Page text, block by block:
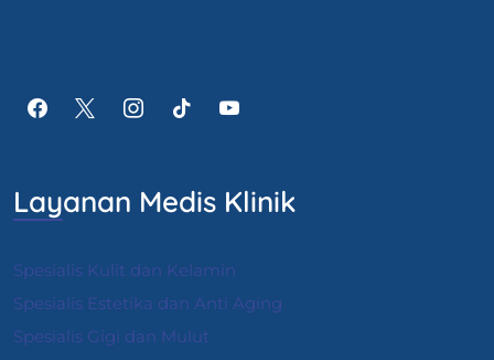
Layanan Medis Klinik
Spesialis Kulit dan Kelamin
Spesialis Estetika dan Anti Aging
Spesialis Gigi dan Mulut